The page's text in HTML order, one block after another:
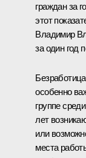
граждан за
этот
Владимир
за один год
особенно
группе
лет
или
места